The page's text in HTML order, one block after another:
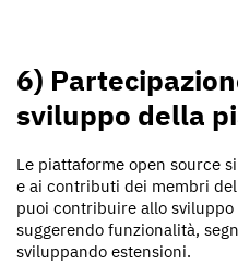
6)
sviluppo della
Le piattaforme open source
e ai contributi dei membri
puoi contribuire allo
suggerendo funzionalità,
sviluppando estensioni.